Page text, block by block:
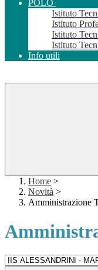
POLO
Istituto
Istituto
Istituto
Istituto
Info utili
Home >
Novità >
Amministrazione